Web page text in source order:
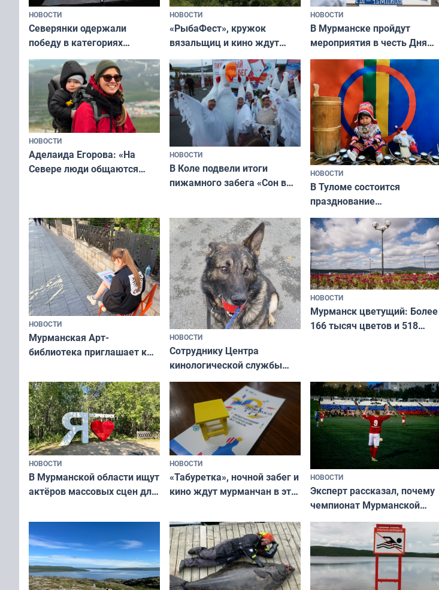
НОВОСТИ
Северянки одержали
победу в категориях
всероссийского конкурса
«Мисс и Миссис Великая
Русь»
НОВОСТИ
«РыбаФест», кружок
вязальщиц и кино ждут
мурманчан в эти выходные
НОВОСТИ
В Мурманске пройдут
мероприятия в честь Дня
физкультурника
НОВОСТИ
Аделаида Егорова: «На
Севере люди общаются
НОВОСТИ
В Коле подвели итоги
пижамного забега «Сон в
НОВОСТИ
В Туломе состоится
празднование
Международного дня
коренных народов мира
НОВОСТИ
Мурманская Арт-
библиотека приглашает к
и фотографов
НОВОСТИ
Сотруднику Центра
кинологической службы
ищут новый дом
НОВОСТИ
Мурманск цветущий: Более
166 тысяч цветов и 518
НОВОСТИ
В Мурманской области ищут
актёров массовых сцен для
короткометражном фильме
НОВОСТИ
«Табуретка», ночной забег и
кино ждут мурманчан в эти
НОВОСТИ
Эксперт рассказал, почему
чемпионат Мурманской
области по футболу остался
незамеченным